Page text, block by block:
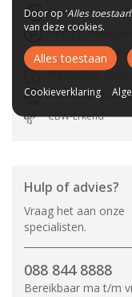
Laagste prijs van
Gratis
Bezorgen bij u thuis
Wij bestaan sinds
Tot 10 jaar
CBW-Erkend
Hulp of advies?
Vraag het aan onze
specialisten.
088 844 8888
Bereikbaar ma t/m
Door op ‘Alles toestaan
van deze cookies.
Alles toestaan
Cookieverklaring